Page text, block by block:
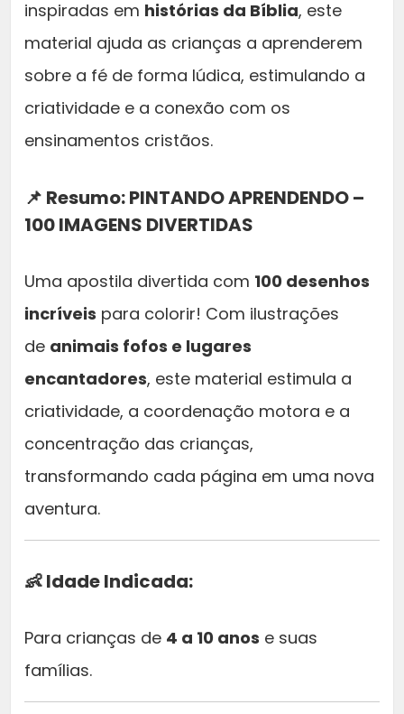
inspiradas em histórias da Bíblia, este
material ajuda as crianças a aprenderem
sobre a fé de forma lúdica, estimulando a
criatividade e a conexão com os
ensinamentos cristãos.
📌 Resumo:PINTANDO APRENDENDO –
100 IMAGENS DIVERTIDAS
Uma apostila divertida com 100 desenhos
incríveis para colorir! Com ilustrações
de animais fofos e lugares
encantadores, este material estimula a
criatividade, a coordenação motora e a
concentração das crianças,
transformando cada página em uma nova
aventura.
👶 Idade Indicada:
Para crianças de 4 a 10 anos e suas
famílias.